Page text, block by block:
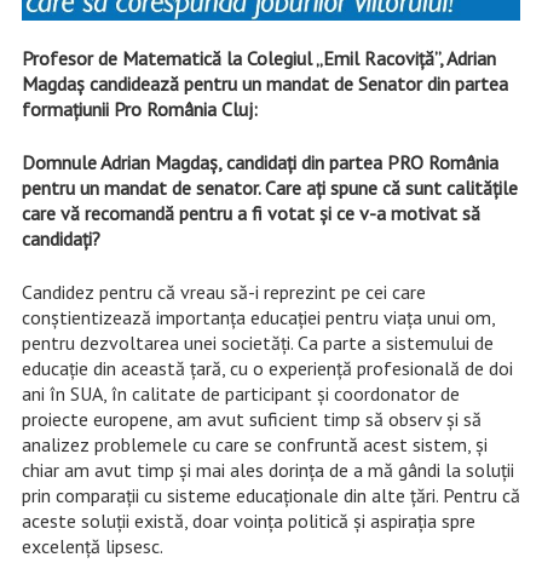
Profesor de Matematică la Colegiul „Emil Racoviță”, Adrian
Magdaș candidează pentru un mandat de Senator din partea
formațiunii Pro România Cluj:
Domnule Adrian Magdaș, candidați din partea PRO România
pentru un mandat de senator. Care ați spune că sunt calitățile
care vă recomandă pentru a fi votat și ce v-a motivat să
candidați?
Candidez pentru că vreau să-i reprezint pe cei care
conștientizează importanța educației pentru viața unui om,
pentru dezvoltarea unei societăți. Ca parte a sistemului de
educație din această țară, cu o experiență profesională de doi
ani în SUA, în calitate de participant și coordonator de
proiecte europene, am avut suficient timp să observ și să
analizez problemele cu care se confruntă acest sistem, și
chiar am avut timp și mai ales dorința de a mă gândi la soluții
prin comparații cu sisteme educaționale din alte țări. Pentru că
aceste soluții există, doar voința politică și aspirația spre
excelență lipsesc.